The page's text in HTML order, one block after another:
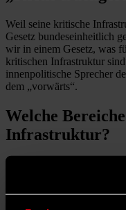
Weil seine kritische
Gesetz bundeseinheitlich
wir in einem Gesetz, was
kritischen Infrastruktur
innenpolitische Sprecher
dem „vorwärts“.
Welche
Infrastruktur?
Das neue Gesetz definiert
hoher Bedeutung für das